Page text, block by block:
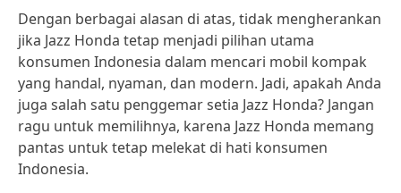
Dengan berbagai alasan di atas, tidak mengherankan
jika Jazz Honda tetap menjadi pilihan utama
konsumen Indonesia dalam mencari mobil kompak
yang handal, nyaman, dan modern. Jadi, apakah Anda
juga salah satu penggemar setia Jazz Honda? Jangan
ragu untuk memilihnya, karena Jazz Honda memang
pantas untuk tetap melekat di hati konsumen
Indonesia.